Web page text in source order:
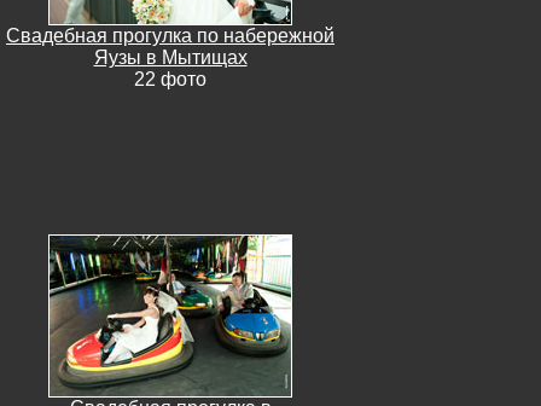
Свадебная прогулка по набережной
Яузы в Мытищах
22 фото